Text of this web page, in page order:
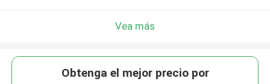
Vea más
Obtenga el mejor precio por